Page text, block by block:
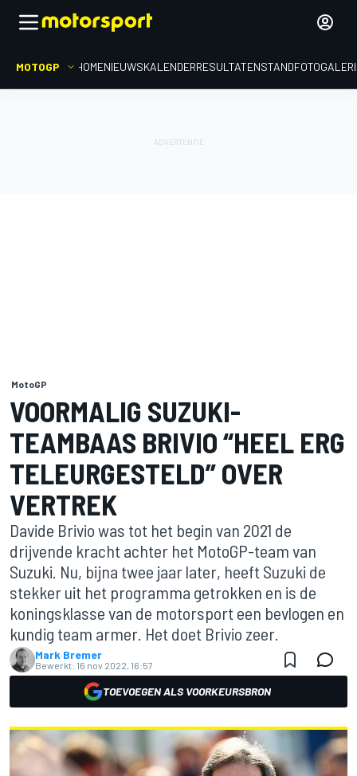
MOTOGP HOMENIEUWSKALENDERRESULTATENSTAND
MotoGP
VOORMALIG SUZUKI-
TEAMBAAS BRIVIO “HEEL ERG
TELEURGESTELD” OVER
VERTREK
Davide Brivio was tot het begin van 2021 de
drijvende kracht achter het MotoGP-team van
Suzuki. Nu, bijna twee jaar later, heeft Suzuki de
stekker uit het programma getrokken en is de
koningsklasse van de motorsport een bevlogen en
kundig team armer. Het doet Brivio zeer.
Mark Bremer
Bewerkt: 16 nov 2022, 16:57
TOEVOEGEN ALS VOORKEURSBRON